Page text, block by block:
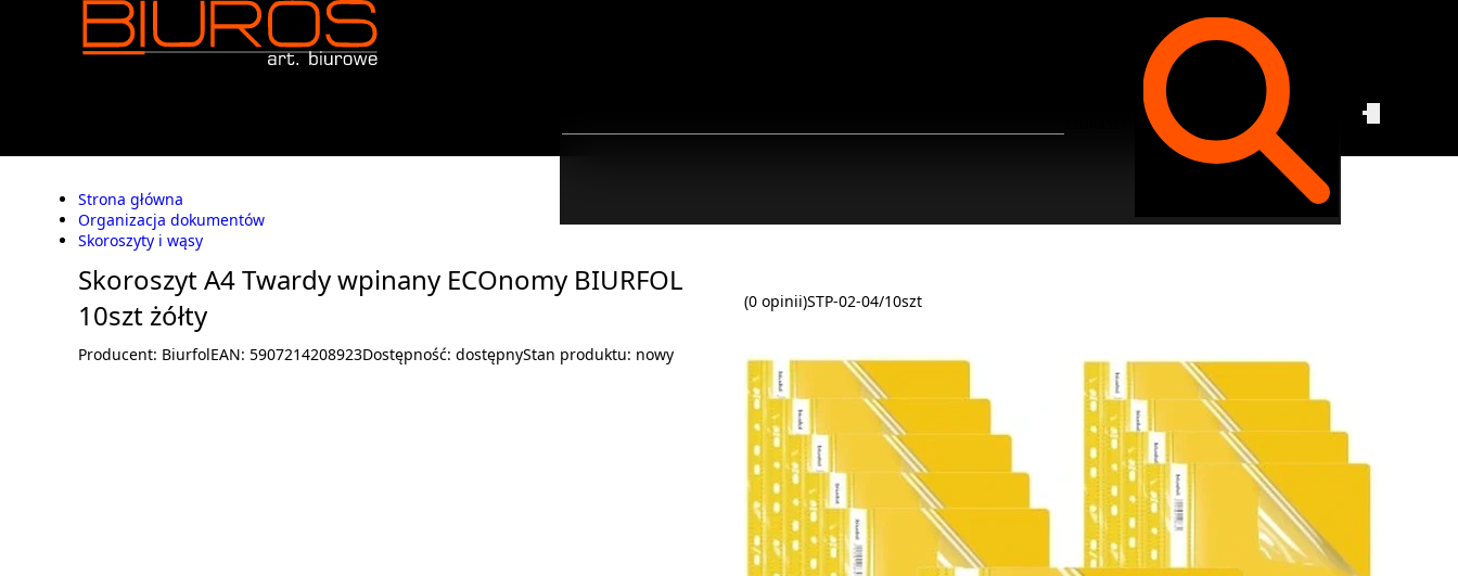
Strona główna
Organizacja dokumentów
Skoroszyty i wąsy
Skoroszyt A4 Twardy wpinany ECOnomy BIURFOL
10szt żółty
(0 opinii)STP-02-04/10szt
Producent: BiurfolEAN: 5907214208923Dostępność: dostępnyStan produktu: nowy